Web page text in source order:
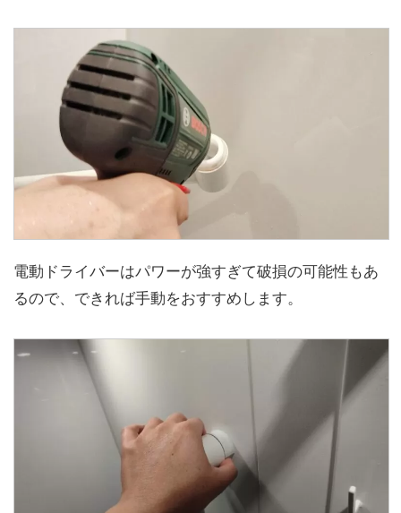
電動ドライバーはパワーが強すぎて破損の可能性もあ
るので、できれば手動をおすすめします。